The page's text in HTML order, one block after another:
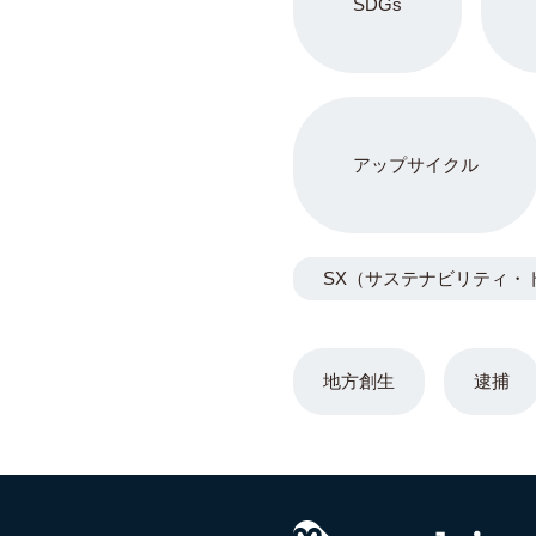
SDGs
アップサイクル
地方創生 逮捕
SX（サステナビリティ・